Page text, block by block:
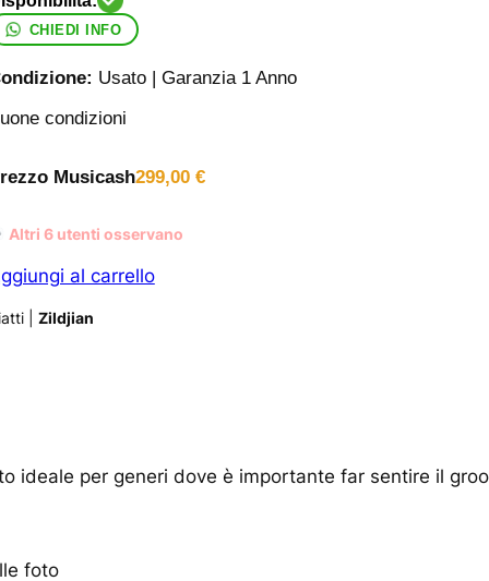
CHIEDI INFO
Usato | Garanzia 1 Anno
condizioni
Musicash299,00 €
Altri6 utenti osservano
al carrello
| Zildjian
ideale per generi dove è importante far sentire il
foto